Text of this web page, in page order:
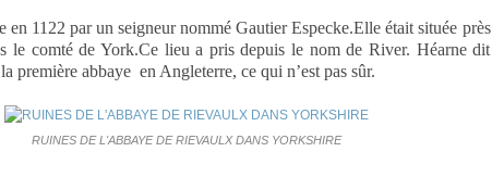
en 1122 par un seigneur nommé Gautier Especke.Elle était située près
le comté de York.Ce lieu a pris depuis le nom de River. Héarne dit
première abbaye en Angleterre, ce qui n’est pas sûr.
RUINES DE L'ABBAYE DE RIEVAULX DANS YORKSHIRE